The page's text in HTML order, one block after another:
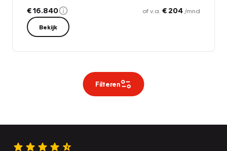
€ 16.840 of v.a. € 204 /mnd
Bekijk
Filteren